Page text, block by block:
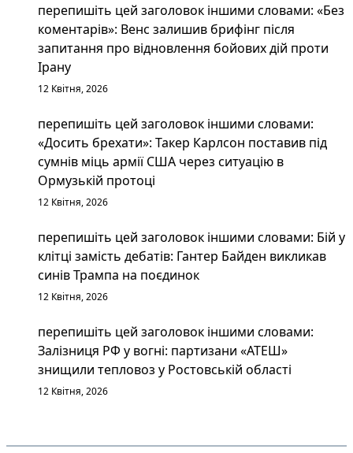
перепишіть цей заголовок іншими словами: «Без
коментарів»: Венс залишив брифінг після
запитання про відновлення бойових дій проти
Ірану
12 Квітня, 2026
перепишіть цей заголовок іншими словами:
«Досить брехати»: Такер Карлсон поставив під
сумнів міць армії США через ситуацію в
Ормузькій протоці
12 Квітня, 2026
перепишіть цей заголовок іншими словами: Бій у
клітці замість дебатів: Гантер Байден викликав
синів Трампа на поєдинок
12 Квітня, 2026
перепишіть цей заголовок іншими словами:
Залізниця РФ у вогні: партизани «АТЕШ»
знищили тепловоз у Ростовській області
12 Квітня, 2026